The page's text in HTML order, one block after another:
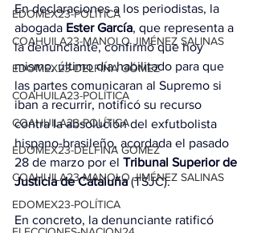
EDOMEX23-POLÍTICA
COAHUILA23-MANOLO JIMÉNEZ SALINAS
EDOMEX23-DELFINA GÓMEZ
COAHUILA23-POLÍTICA
COAHUILA23-POLÍTICA
EDOMEX23-DELFINA GÓMEZ
COAHUILA23-MANOLO JIMÉNEZ SALINAS
EDOMEX23-POLÍTICA
En declaraciones a los periodistas, la
abogada Ester García, que representa a
la denunciante, confirmó que hoy
mismo, último día habilitado para que
las partes comunicaran al Supremo si
iban a recurrir, notificó su recurso
contra la absolución del exfutbolista
hispano-brasileño, acordada el pasado
28 de marzo por el Tribunal Superior de
Justicia de Cataluña (TSJC).
En concreto, la denunciante ratificó